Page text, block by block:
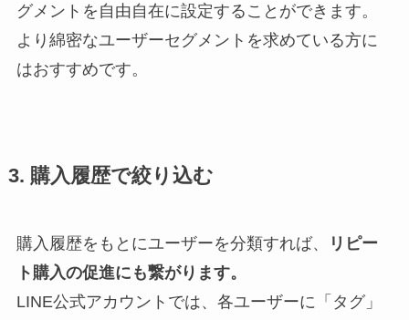
グメントを自由自在に設定することができます。
より綿密なユーザーセグメントを求めている方に
はおすすめです。
3. 購入履歴で絞り込む
購入履歴をもとにユーザーを分類すれば、
リピー
ト購入の促進にも繋がります。
LINE公式アカウントでは、各ユーザーに「タグ」